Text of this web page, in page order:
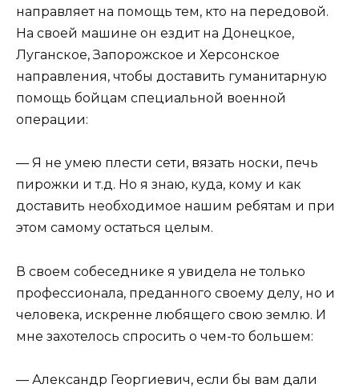
направляет на помощь тем, кто на передовой.
На своей машине он ездит на Донецкое,
Луганское, Запорожское и Херсонское
направления, чтобы доставить гуманитарную
помощь бойцам специальной военной
операции:
— Я не умею плести сети, вязать носки, печь
пирожки и т.д. Но я знаю, куда, кому и как
доставить необходимое нашим ребятам и при
этом самому остаться целым.
В своем собеседнике я увидела не только
профессионала, преданного своему делу, но и
человека, искренне любящего свою землю. И
мне захотелось спросить о чем-то большем:
— Александр Георгиевич, если бы вам дали